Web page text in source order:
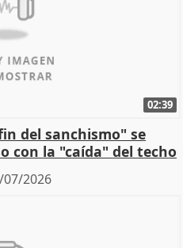
02:39
del sanchismo" se
con la "caída" del techo
07/2026